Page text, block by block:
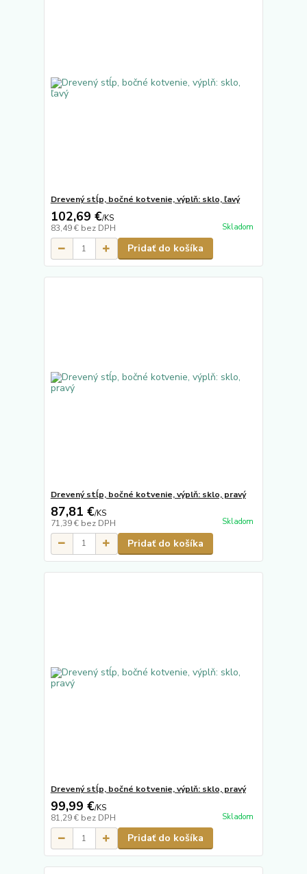
Drevený stĺp, bočné kotvenie, výplň: sklo, ľavý
102,69 €/KS
83,49 € bez DPH Skladom
Pridať do košíka
Drevený stĺp, bočné kotvenie, výplň: sklo, pravý
87,81 €/KS
71,39 € bez DPH Skladom
Pridať do košíka
Drevený stĺp, bočné kotvenie, výplň: sklo, pravý
99,99 €/KS
81,29 € bez DPH Skladom
Pridať do košíka